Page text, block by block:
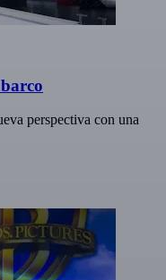
perspectiva con una